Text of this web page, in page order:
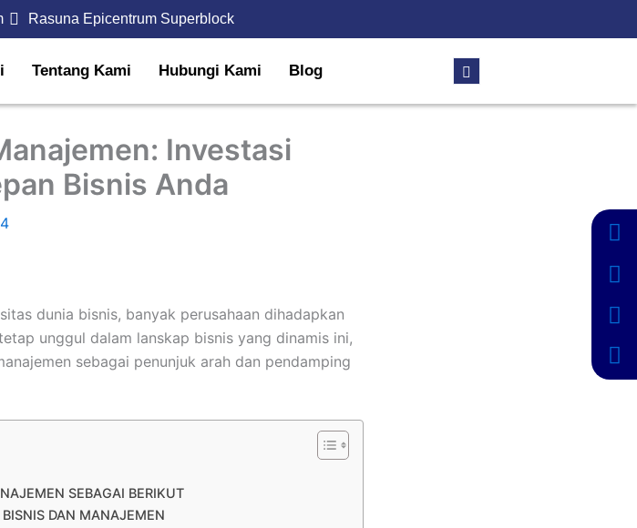
Rasuna Epicentrum Superblock
Tentang Kami Hubungi Kami Blog
Investasi
Bisnis Anda
dunia bisnis, banyak perusahaan dihadapkan
unggul dalam lanskap bisnis yang dinamis ini,
sebagai penunjuk arah dan pendamping
SEBAGAI BERIKUT
DAN MANAJEMEN